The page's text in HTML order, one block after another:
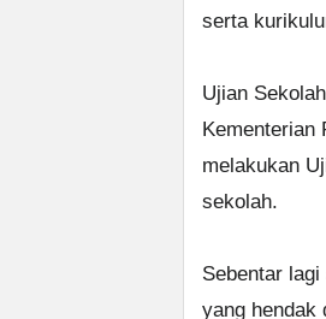
serta
Ujian
Kementerian
melakukan
sekolah.
Sebentar
yang hendak